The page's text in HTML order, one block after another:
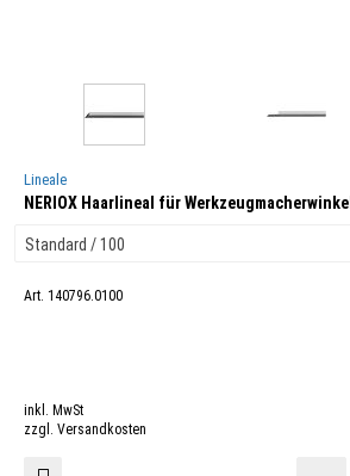
Lineale
NERIOX Haarlineal für Werkzeugmacherwinkel
Art. 140796.0100
inkl. MwSt
zzgl. Versandkosten